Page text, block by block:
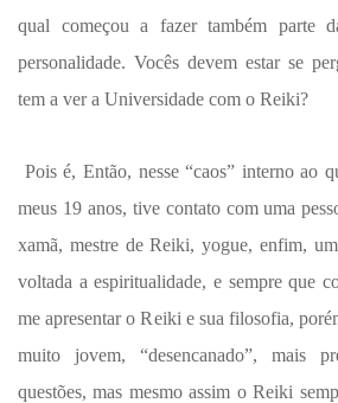
qual começou a fazer também parte
personalidade. Vocês devem estar se
tem a ver a Universidade com o Reiki?
Pois é, Então, nesse “caos” interno ao
meus 19 anos, tive contato com uma
xamã, mestre de Reiki, yogue, enfim,
voltada a espiritualidade, e sempre que
me apresentar o Reiki e sua filosofia,
muito jovem, “desencanado”, mais
questões, mas mesmo assim o Reiki